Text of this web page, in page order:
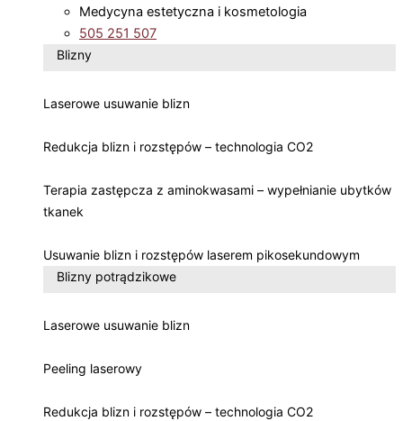
Medycyna estetyczna i kosmetologia
505 251 507
Blizny
Laserowe usuwanie blizn
Redukcja blizn i rozstępów – technologia CO2
Terapia zastępcza z aminokwasami – wypełnianie ubytków
tkanek
Usuwanie blizn i rozstępów laserem pikosekundowym
Blizny potrądzikowe
Laserowe usuwanie blizn
Peeling laserowy
Redukcja blizn i rozstępów – technologia CO2